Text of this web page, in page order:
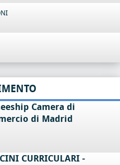
Camera di
di Madrid
CURRICULARI -